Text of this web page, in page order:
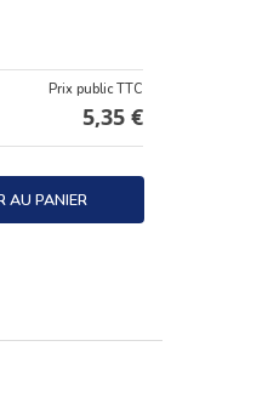
Prix public TTC
5,35 €
AU PANIER